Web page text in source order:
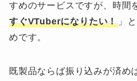
すめのサービスですが、時間
すぐVTuberになりたい！ 」
めです。
既製品ならば振り込みが済め